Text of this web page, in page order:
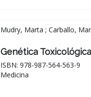
Mudry, Marta ; Carballo,
Genética Toxicológica
ISBN: 978-987-564-563-9
Medicina